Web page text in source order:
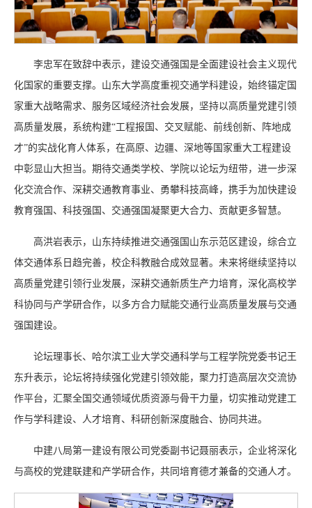
李忠军在致辞中表示，建设交通强国是全面建设社会主义现代
化国家的重要支撑。山东大学高度重视交通学科建设，始终锚定国
家重大战略需求、服务区域经济社会发展，坚持以高质量党建引领
高质量发展，系统构建“工程报国、交叉赋能、前线创新、阵地成
才”的实战化育人体系，在高原、边疆、深地等国家重大工程建设
中彰显山大担当。期待交通类学校、学院以论坛为纽带，进一步深
化交流合作、深耕交通教育事业、勇攀科技高峰，携手为加快建设
教育强国、科技强国、交通强国凝聚更大合力、贡献更多智慧。
高洪岩表示，山东持续推进交通强国山东示范区建设，综合立
体交通体系日趋完善，校企科教融合成效显著。未来将继续坚持以
高质量党建引领行业发展，深耕交通新质生产力培育，深化高校学
科协同与产学研合作，以多方合力赋能交通行业高质量发展与交通
强国建设。
论坛理事长、哈尔滨工业大学交通科学与工程学院党委书记王
东升表示，论坛将持续强化党建引领效能，聚力打造高层次交流协
作平台，汇聚全国交通领域优质资源与骨干力量，切实推动党建工
作与学科建设、人才培育、科研创新深度融合、协同共进。
中建八局第一建设有限公司党委副书记聂丽表示，企业将深化
与高校的党建联建和产学研合作，共同培育德才兼备的交通人才。